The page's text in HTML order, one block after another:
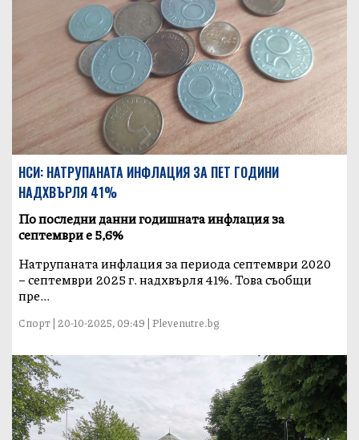
НСИ: НАТРУПАНАТА ИНФЛАЦИЯ ЗА ПЕТ ГОДИНИ
НАДХВЪРЛЯ 41%
По последни данни годишната инфлация за
септември е 5,6%
Натрупаната инфлация за периода септември 2020
– септември 2025 г. надхвърля 41%. Това съобщи
пре...
Спорт | 20-10-2025, 09:49 | Plevenutre.bg